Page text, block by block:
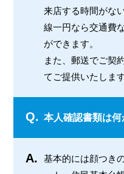
来店する時間がな
線一円なら交通費
ができます。
また、郵送でご契
てご提供いたします
Q. 本人確認書類は何
A.
基本的には顔つき